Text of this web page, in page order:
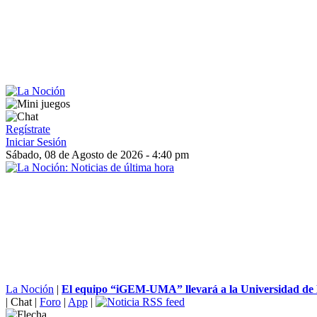
Regístrate
Iniciar Sesión
Sábado, 08 de Agosto de 2026 - 4:40 pm
La Noción | El equipo “iGEM-UMA” llevará a la Universidad de
| Chat | Foro | App |